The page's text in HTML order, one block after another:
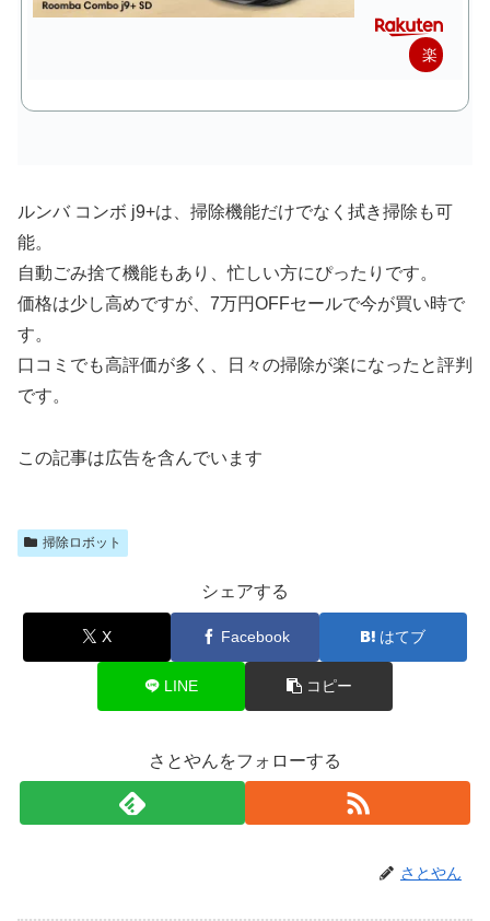
楽
ルンバ コンボ j9+は、掃除機能だけでなく拭き掃除も可
能。
自動ごみ捨て機能もあり、忙しい方にぴったりです。
価格は少し高めですが、7万円OFFセールで今が買い時で
す。
口コミでも高評価が多く、日々の掃除が楽になったと評判
です。
この記事は広告を含んでいます
掃除ロボット
シェアする
X Facebook はてブ
LINE コピー
さとやんをフォローする
さとやん